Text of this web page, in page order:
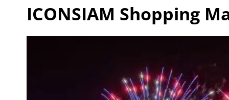
ICONSIAM Shopping